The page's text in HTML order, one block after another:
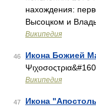
нахождения:
Высоцком и
Википедия
46 Икона Божией
Википедия
47 Икона